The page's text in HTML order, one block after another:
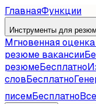
ГлавнаяФункции
Инструменты для
Мгновенная
резюме вакансии
резюмеБесплатно
словБесплатно
писемБесплатно